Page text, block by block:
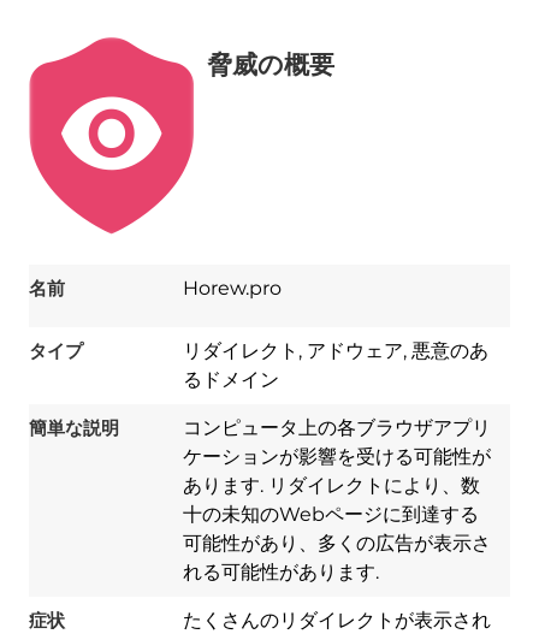
脅威の概要
名前 Horew.pro
タイプ
リダイレクト, アドウェア, 悪意のあ
るドメイン
簡単な説明
コンピュータ上の各ブラウザアプリ
ケーションが影響を受ける可能性が
あります. リダイレクトにより、数
十の未知のWebページに到達する
可能性があり、多くの広告が表示さ
れる可能性があります.
症状
たくさんのリダイレクトが表示され